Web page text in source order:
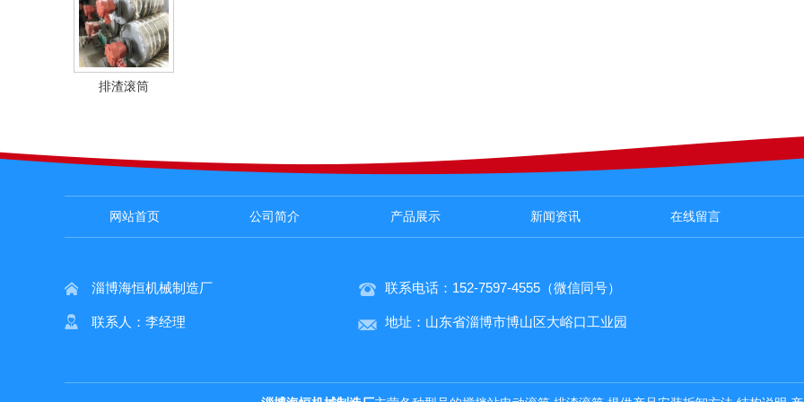
排渣滚筒
网站首页 公司简介 产品展示 新闻资讯 在线留言
淄博海恒机械制造厂
联系人：李经理
联系电话：152-7597-4555（微信同号）
地址：山东省淄博市博山区大峪口工业园